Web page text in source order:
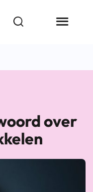
Open zoekbalk
Menu
over